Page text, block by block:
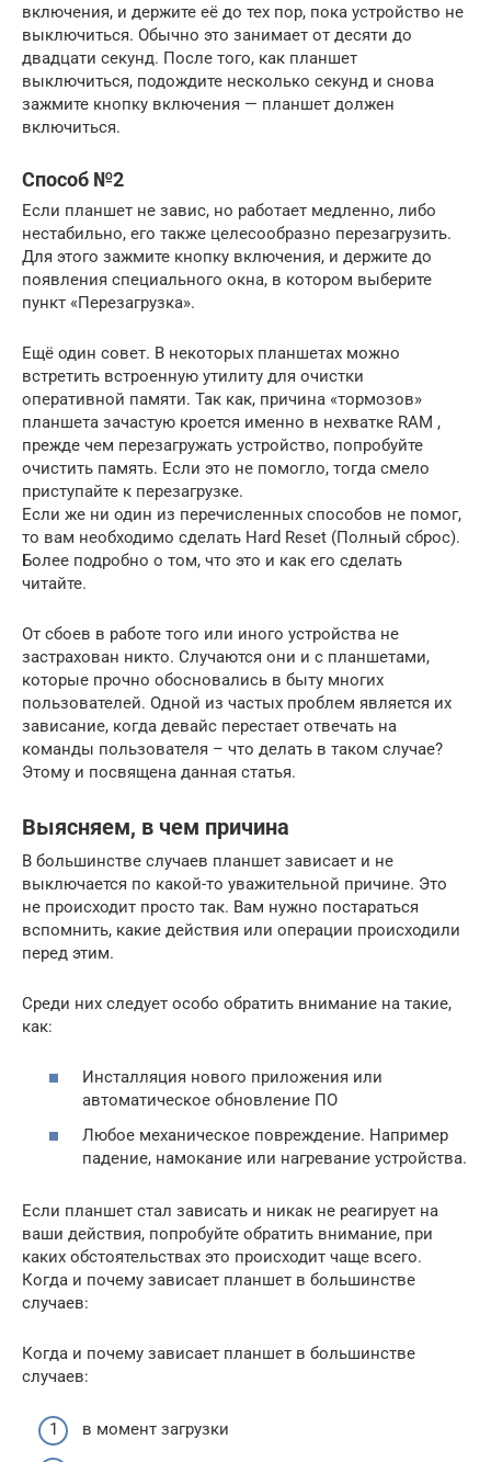
включения, и держите её до тех пор, пока устройство не
выключиться. Обычно это занимает от десяти до
двадцати секунд. После того, как планшет
выключиться, подождите несколько секунд и снова
зажмите кнопку включения — планшет должен
включиться.
Способ №2
Если планшет не завис, но работает медленно, либо
нестабильно, его также целесообразно перезагрузить.
Для этого зажмите кнопку включения, и держите до
появления специального окна, в котором выберите
пункт «Перезагрузка».
Ещё один совет. В некоторых планшетах можно
встретить встроенную утилиту для очистки
оперативной памяти. Так как, причина «тормозов»
планшета зачастую кроется именно в нехватке RAM ,
прежде чем перезагружать устройство, попробуйте
очистить память. Если это не помогло, тогда смело
приступайте к перезагрузке.
Если же ни один из перечисленных способов не помог,
то вам необходимо сделать Hard Reset (Полный сброс).
Более подробно о том, что это и как его сделать
читайте.
От сбоев в работе того или иного устройства не
застрахован никто. Случаются они и с планшетами,
которые прочно обосновались в быту многих
пользователей. Одной из частых проблем является их
зависание, когда девайс перестает отвечать на
команды пользователя – что делать в таком случае?
Этому и посвящена данная статья.
Выясняем, в чем причина
В большинстве случаев планшет зависает и не
выключается по какой-то уважительной причине. Это
не происходит просто так. Вам нужно постараться
вспомнить, какие действия или операции происходили
перед этим.
Среди них следует особо обратить внимание на такие,
как:
Инсталляция нового приложения или
автоматическое обновление ПО
Любое механическое повреждение. Например
падение, намокание или нагревание устройства.
Если планшет стал зависать и никак не реагирует на
ваши действия, попробуйте обратить внимание, при
каких обстоятельствах это происходит чаще всего.
Когда и почему зависает планшет в большинстве
случаев:
Когда и почему зависает планшет в большинстве
случаев:
в момент загрузки